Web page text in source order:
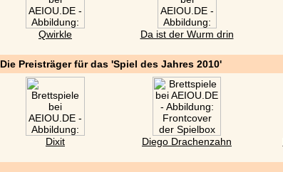
Qwirkle Da ist der Wurm drin
Die Preisträger für das 'Spiel des Jahres 2010'
Dixit Diego Drachenzahn